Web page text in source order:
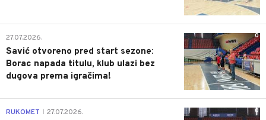
0
27.07.2026.
Savić otvoreno pred start sezone:
Borac napada titulu, klub ulazi bez
dugova prema igračima!
0
RUKOMET 27.07.2026.